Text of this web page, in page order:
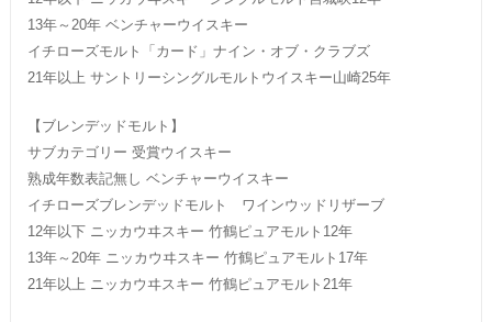
13年～20年 ベンチャーウイスキー
イチローズモルト「カード」ナイン・オブ・クラブズ
21年以上 サントリーシングルモルトウイスキー山崎25年
【ブレンデッドモルト】
サブカテゴリー 受賞ウイスキー
熟成年数表記無し ベンチャーウイスキー
イチローズブレンデッドモルト ワインウッドリザーブ
12年以下 ニッカウヰスキー 竹鶴ピュアモルト12年
13年～20年 ニッカウヰスキー 竹鶴ピュアモルト17年
21年以上 ニッカウヰスキー 竹鶴ピュアモルト21年